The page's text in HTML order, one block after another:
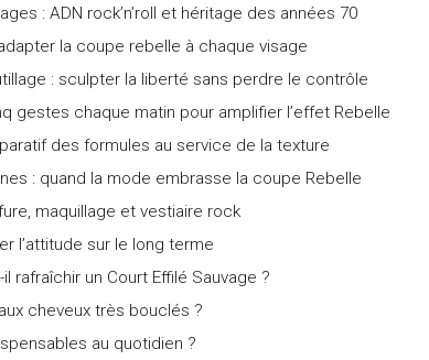
: ADN rock’n’roll et héritage des années 70
la coupe rebelle à chaque visage
: sculpter la liberté sans perdre le contrôle
gestes chaque matin pour amplifier l’effet Rebelle
des formules au service de la texture
: quand la mode embrasse la coupe Rebelle
maquillage et vestiaire rock
l’attitude sur le long terme
rafraîchir un Court Effilé Sauvage ?
cheveux très bouclés ?
au quotidien ?